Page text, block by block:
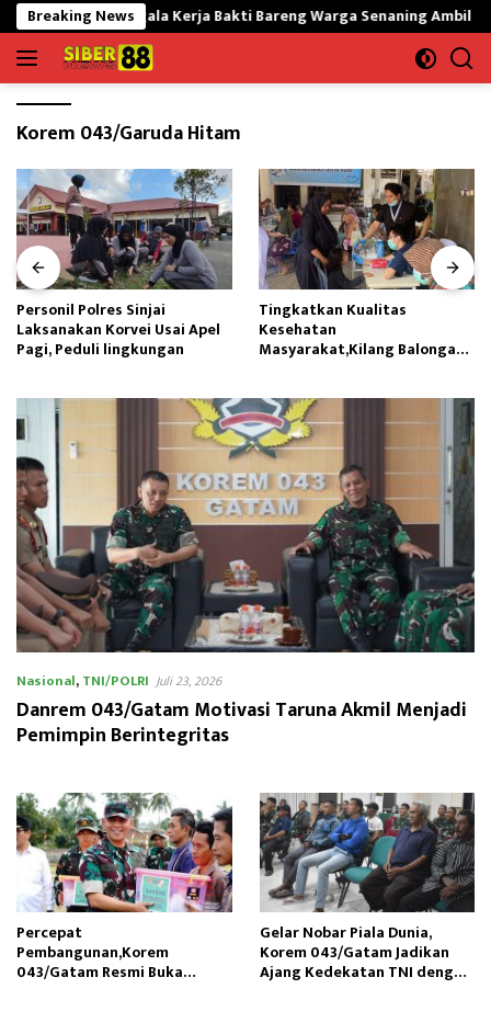
Langsung
ke
konten
Breaking News
13/Nanggala Kerja Bakti Bareng Warga Senaning Ambil Pasir
Korem 043/Garuda Hitam
Personil Polres Sinjai
Laksanakan Korvei Usai Apel
Pagi, Peduli lingkungan
Tingkatkan Kualitas
Kesehatan
Masyarakat,Kilang Balongan
Nasional,TNI/POLRI Juli 23, 2026
Danrem 043/Gatam Motivasi Taruna Akmil Menjadi
Pemimpin Berintegritas
Percepat
Pembangunan,Korem
043/Gatam Resmi Buka
Gelar Nobar Piala Dunia,
Korem 043/Gatam Jadikan
Ajang Kedekatan TNI dengan